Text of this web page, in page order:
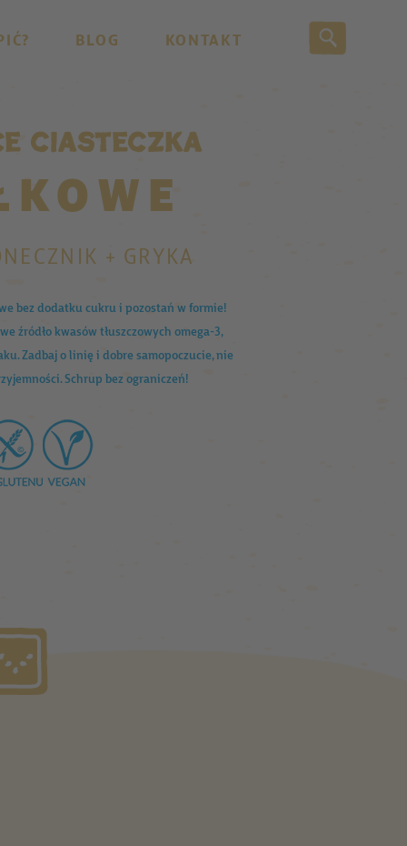
BLOG KONTAKT
ciasteczka
+ GRYKA
bez dodatku cukru i pozostań w formie!
źródło kwasów tłuszczowych omega-3,
Zadbaj o linię i dobre samopoczucie, nie
Schrup bez ograniczeń!